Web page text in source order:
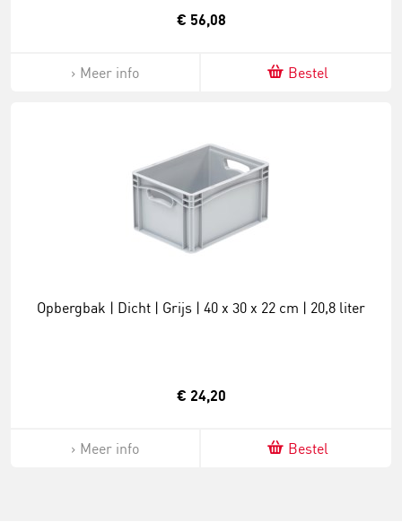
€ 56,08
Meer info Bestel
Opbergbak | Dicht | Grijs | 40 x 30 x 22 cm | 20,8 liter
€ 24,20
Meer info Bestel